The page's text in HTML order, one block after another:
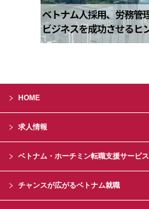
HOME
求人情報
ベトナム・ホーチミン転職支援サービス
チャンスが広がるベトナム就職